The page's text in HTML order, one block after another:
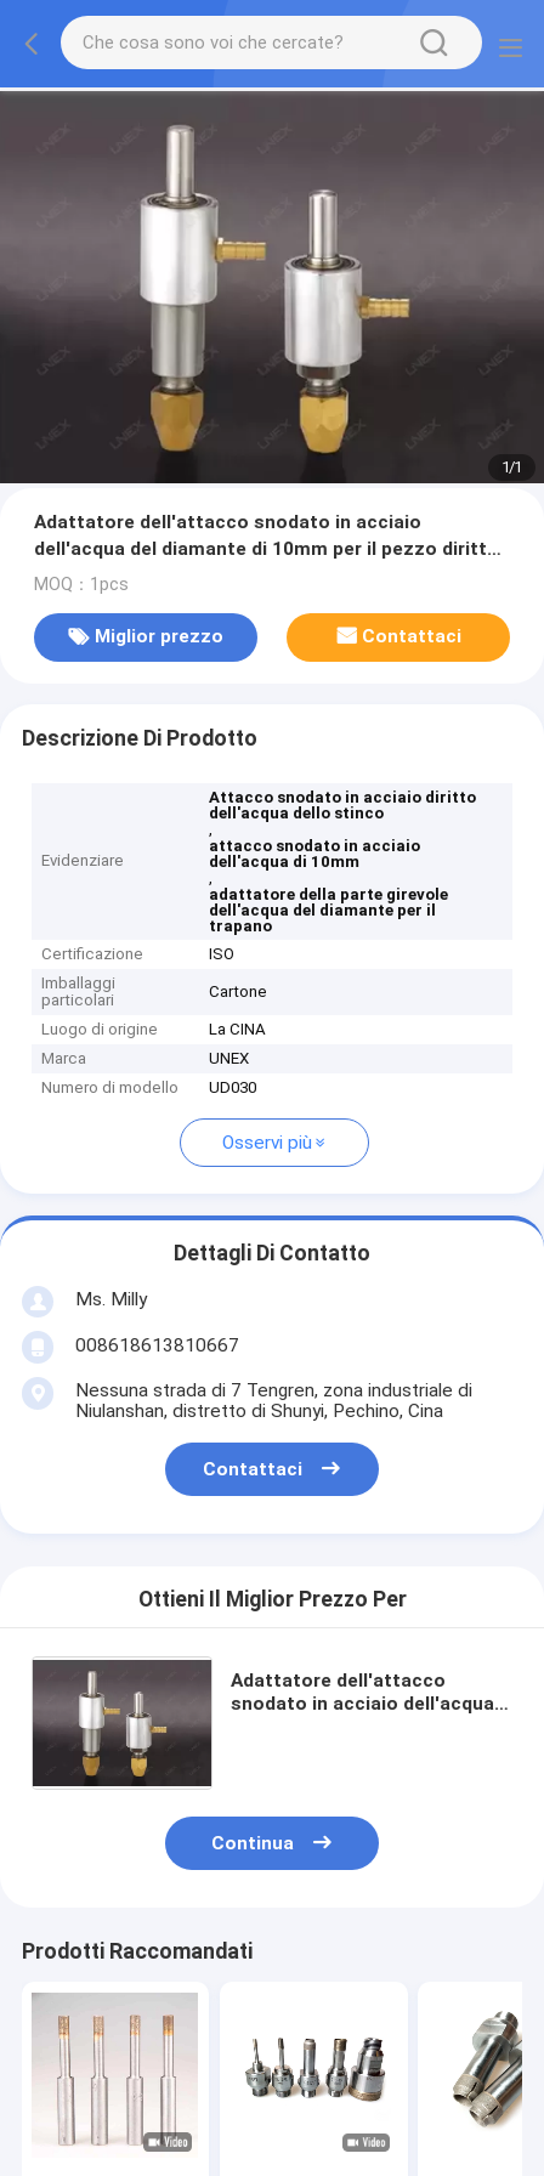
1/1
Adattatore dell'attacco snodato in acciaio
dell'acqua del diamante di 10mm per il pezzo diritto
dello stinco del trapano
MOQ：1pcs
Miglior prezzo Contattaci
Descrizione Di Prodotto
Evidenziare
Attacco snodato in acciaio diritto
dell'acqua dello stinco
,
attacco snodato in acciaio
dell'acqua di 10mm
,
adattatore della parte girevole
dell'acqua del diamante per il
trapano
Certificazione
ISO
Imballaggi
particolari
Cartone
Luogo di origine
La CINA
Marca
UNEX
Numero di modello
UD030
Osservi più
Dettagli Di Contatto
Ms. Milly
008618613810667
Nessuna strada di 7 Tengren, zona industriale di
Niulanshan, distretto di Shunyi, Pechino, Cina
Contattaci
Ottieni Il Miglior Prezzo Per
Adattatore dell'attacco
snodato in acciaio dell'acqua
Continua
Prodotti Raccomandati